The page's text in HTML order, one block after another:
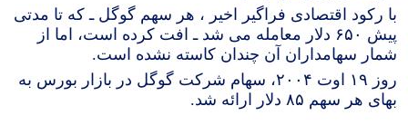
با رکود اقتصادی فراگیر اخیر ، هر سهم گوگل ـ که تا مدتی
پیش ۶۵۰ دلار معامله می شد ـ افت کرده است، اما از
شمار سهامداران آن چندان کاسته نشده است.
روز ۱۹ اوت ۲۰۰۴، سهام شرکت گوگل در بازار بورس به
بهای هر سهم ۸۵ دلار ارائه شد.